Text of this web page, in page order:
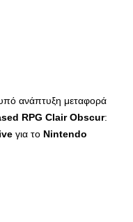
ανάπτυξη μεταφορά
RPG Clair Obscur:
για το Nintendo